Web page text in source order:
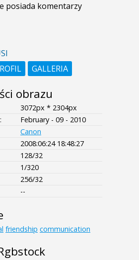
posiada komentarzy
GALLERIA
obrazu
3072px * 2304px
February - 09 - 2010
Canon
2008:06:24 18:48:27
128/32
1/320
256/32
--
friendship communication